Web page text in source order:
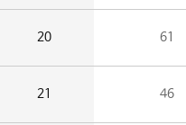
20 61
21 46